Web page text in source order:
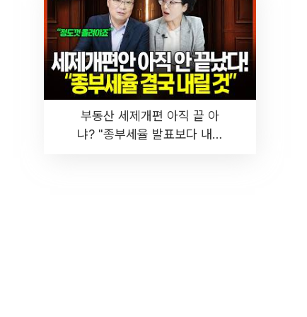
부동산 세제개편 아직 끝 아
냐? "종부세율 발표보다 내릴